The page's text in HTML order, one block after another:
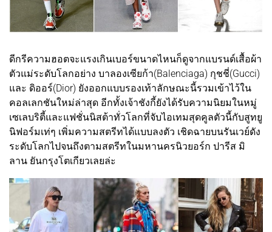
ดีกรีความฮอตจะแรงเกินเบอร์ขนาดไหนก็ดูจากแบรนด์เสื้อผ้า
ตัวแม่ระดับโลกอย่าง บาลองเซียก้า(Balenciaga) กุชชี่(Gucci)
และ ดิออร์(Dior) ยังออกแบบรองเท้าลักษณะนี้รวมเข้าไว้ใน
คอลเลกชันใหม่ล่าสุด อีกทั้งเจ้าชังกี้ยังได้รับความนิยมในหมู่
เซเลบริตี้และแฟชั่นนิสต้าทั่วโลกที่จับไอเทมสุดคูลตัวนี้กับสูทยู
นิฟอร์มเท่ๆ เพิ่มความสตรีทได้แบบลงตัว เชิดฉายบนรันเวย์ดัง
ระดับโลกไปจนถึงตามสตรีทในมหานครนิวยอร์ก ปารีส มิ
ลาน ยันกรุงโตเกียวเลยล่ะ